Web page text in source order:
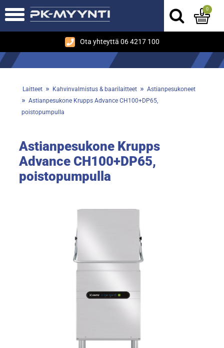
Ota yhteyttä 06 4217 100
0
Laitteet » Kahvinvalmistus & baarilaitteet » Astianpesukoneet
» Astianpesukone Krupps Advance CH100+DP65,
poistopumpulla
Astianpesukone Krupps
Advance CH100+DP65,
poistopumpulla